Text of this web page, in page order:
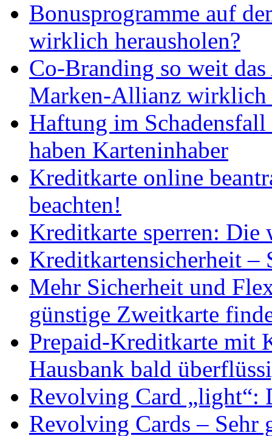
Bonusprogramme auf
wirklich herausholen?
Co-Branding so weit
Marken-Allianz wirklich
Haftung im
haben Karteninhaber
Kreditkarte online
beachten!
Kreditkarte sperren: Die
Kreditkartensicherheit –
Mehr Sicherheit und
günstige Zweitkarte
Prepaid-Kreditkarte mit
Hausbank bald
Revolving Card „light“:
Revolving Cards – Sehr